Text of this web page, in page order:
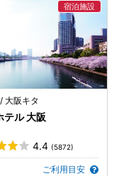
大阪キタ
テル 大阪
4.4 (5872)
ご利用目安